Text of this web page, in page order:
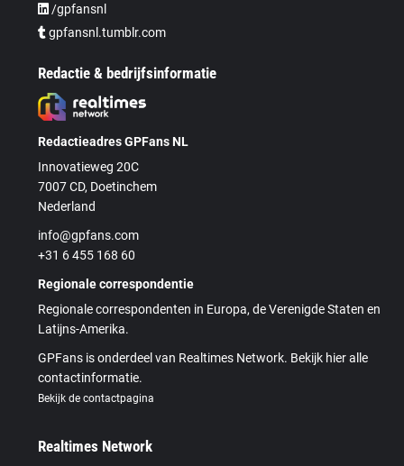
/gpfansnl
gpfansnl.tumblr.com
Redactie & bedrijfsinformatie
Redactieadres GPFans NL
Innovatieweg 20C
7007 CD, Doetinchem
Nederland
info@gpfans.com
+31 6 455 168 60
Regionale correspondentie
Regionale correspondenten in Europa, de Verenigde Staten en
Latijns-Amerika.
GPFans is onderdeel van Realtimes Network. Bekijk hier alle
contactinformatie.
Bekijk de contactpagina
Realtimes Network